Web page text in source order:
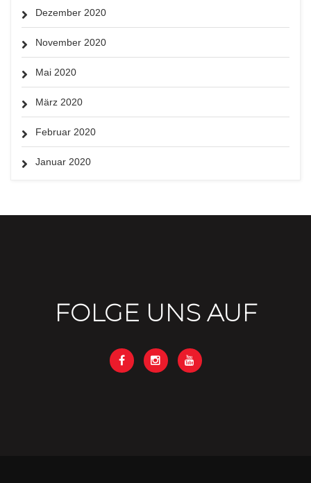
Dezember 2020
November 2020
Mai 2020
März 2020
Februar 2020
Januar 2020
FOLGE UNS AUF